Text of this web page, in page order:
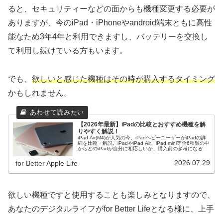
ると、セキュリティーなどの面からも機種変更する必要が
ありますが、今のiPad・iPhoneやandroid端末ともに高性
能なため3年4年と利用できますし、バッテリーを交換し
て利用し続けている方もいます。
でも、 欲しいと感じた機種はその時が購入するタイミング
かもしれません。
【2026年最新】iPadの比較とおすすめ機種を解
りやすく解説！
iPad Air(M4)が人気の今、iPadヘビーユーザーがiPadの詳
細を比較・解説。iPadやiPad Air、iPad mini等全6種類の中
からどのiPadが自分に相応しいか、購入前の参考になる様
for Better Apple Life 2026.07.29
欲しい機種ですと使用することも楽しみとなりますので、
あなたのデジタルライフがfor Better Lifeとなる様に、上手